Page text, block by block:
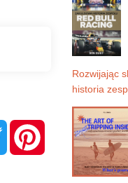
T
w
Rozwijając
historia